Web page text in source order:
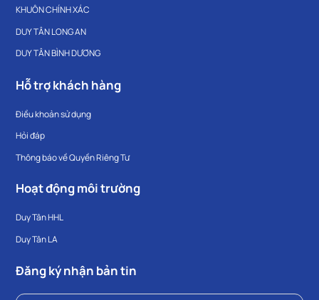
KHUÔN CHÍNH XÁC
DUY TÂN LONG AN
DUY TÂN BÌNH DƯƠNG
Hỗ trợ khách hàng
Điều khoản sử dụng
Hỏi đáp
Thông báo về Quyền Riêng Tư
Hoạt động môi trường
Duy Tân HHL
Duy Tân LA
Đăng ký nhận bản tin